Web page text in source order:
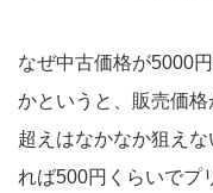
なぜ中古価格が5000
かというと、販売価
超えはなかなか狙え
れば500円くらいでプ